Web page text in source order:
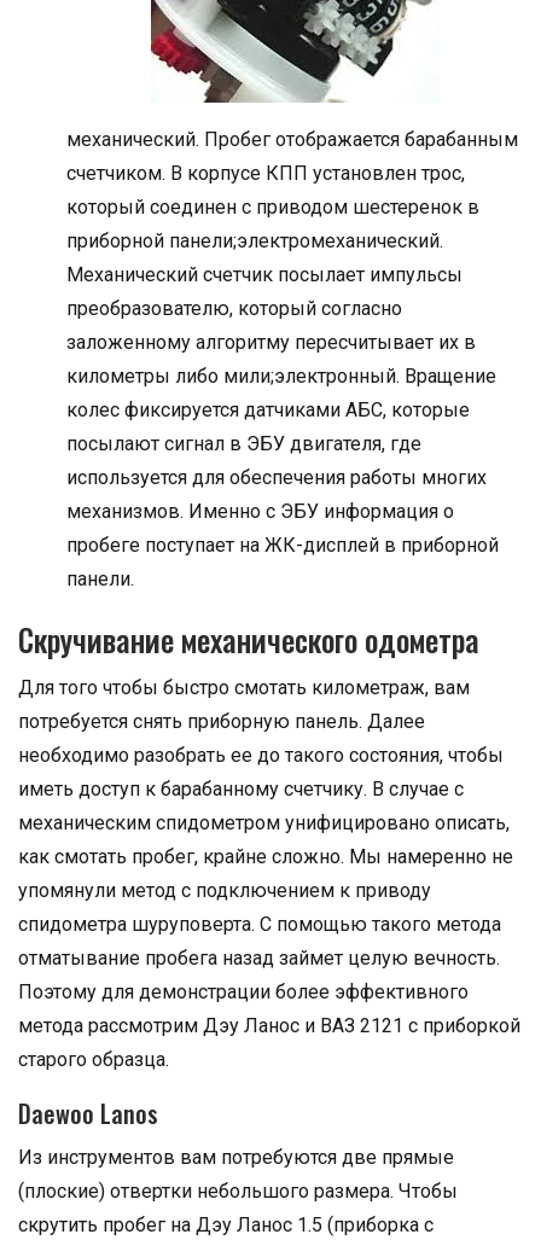
механический. Пробег отображается барабанным
счетчиком. В корпусе КПП установлен трос,
который соединен с приводом шестеренок в
приборной панели;электромеханический.
Механический счетчик посылает импульсы
преобразователю, который согласно
заложенному алгоритму пересчитывает их в
километры либо мили;электронный. Вращение
колес фиксируется датчиками АБС, которые
посылают сигнал в ЭБУ двигателя, где
используется для обеспечения работы многих
механизмов. Именно с ЭБУ информация о
пробеге поступает на ЖК-дисплей в приборной
панели.
Скручивание механического одометра
Для того чтобы быстро смотать километраж, вам
потребуется снять приборную панель. Далее
необходимо разобрать ее до такого состояния, чтобы
иметь доступ к барабанному счетчику. В случае с
механическим спидометром унифицировано описать,
как смотать пробег, крайне сложно. Мы намеренно не
упомянули метод с подключением к приводу
спидометра шуруповерта. С помощью такого метода
отматывание пробега назад займет целую вечность.
Поэтому для демонстрации более эффективного
метода рассмотрим Дэу Ланос и ВАЗ 2121 с приборкой
старого образца.
Daewoo Lanos
Из инструментов вам потребуются две прямые
(плоские) отвертки небольшого размера. Чтобы
скрутить пробег на Дэу Ланос 1.5 (приборка с